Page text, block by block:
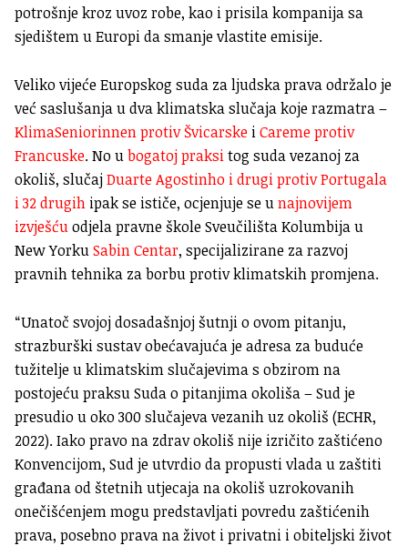
potrošnje kroz uvoz robe, kao i prisila kompanija sa
sjedištem u Europi da smanje vlastite emisije.
Veliko vijeće Europskog suda za ljudska prava održalo je
već saslušanja u dva klimatska slučaja koje razmatra –
KlimaSeniorinnen protiv Švicarske iCareme protiv
Francuske. No ubogatoj praksitog suda vezanoj za
okoliš, slučajDuarte Agostinho i drugi protiv Portugala
i 32 drugih ipak se ističe, ocjenjuje se unajnovijem
izvješćuodjela pravne škole Sveučilišta Kolumbija u
New YorkuSabin Centar, specijalizirane za razvoj
pravnih tehnika za borbu protiv klimatskih promjena.
“Unatoč svojoj dosadašnjoj šutnji o ovom pitanju,
strazburški sustav obećavajuća je adresa za buduće
tužitelje u klimatskim slučajevima s obzirom na
postojeću praksu Suda o pitanjima okoliša – Sud je
presudio u oko 300 slučajeva vezanih uz okoliš (ECHR,
2022). Iako pravo na zdrav okoliš nije izričito zaštićeno
Konvencijom, Sud je utvrdio da propusti vlada u zaštiti
građana od štetnih utjecaja na okoliš uzrokovanih
onečišćenjem mogu predstavljati povredu zaštićenih
prava, posebno prava na život i privatni i obiteljski život